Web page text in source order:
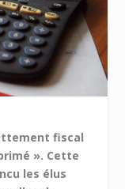
fiscal
». Cette
les élus